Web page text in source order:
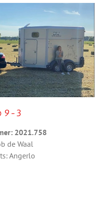
9-3
2021.758
de Waal
Angerlo